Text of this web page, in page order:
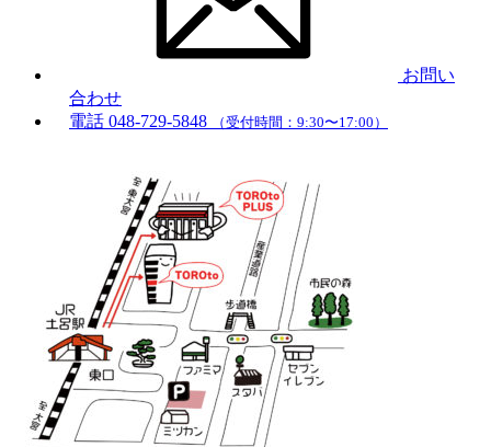
お問い
合わせ
電話 048-729-5848 （受付時間：9:30〜17:00）